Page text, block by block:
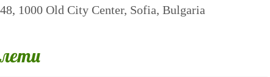
1000 Old City Center, Sofia, Bulgaria